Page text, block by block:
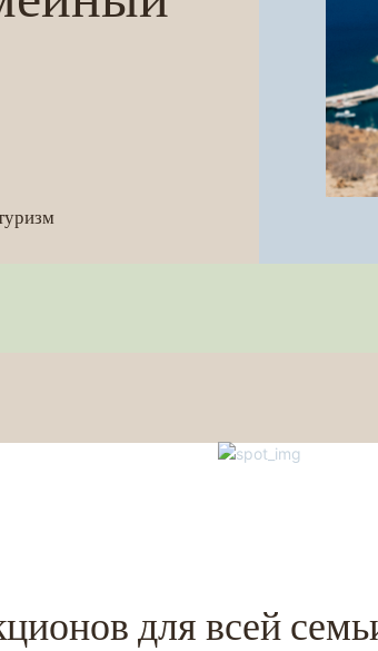
для всей